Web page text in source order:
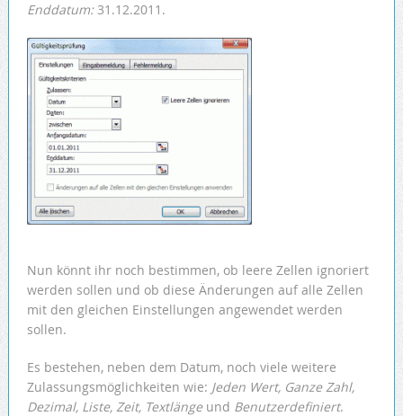
Enddatum:31.12.2011.
Nun könnt ihr noch bestimmen, ob leere Zellen ignoriert
werden sollen und ob diese Änderungen auf alle Zellen
mit den gleichen Einstellungen angewendet werden
sollen.
Es bestehen, neben dem Datum, noch viele weitere
Zulassungsmöglichkeiten wie: Jeden Wert, Ganze Zahl,
Dezimal, Liste, Zeit, Textlängeund Benutzerdefiniert.